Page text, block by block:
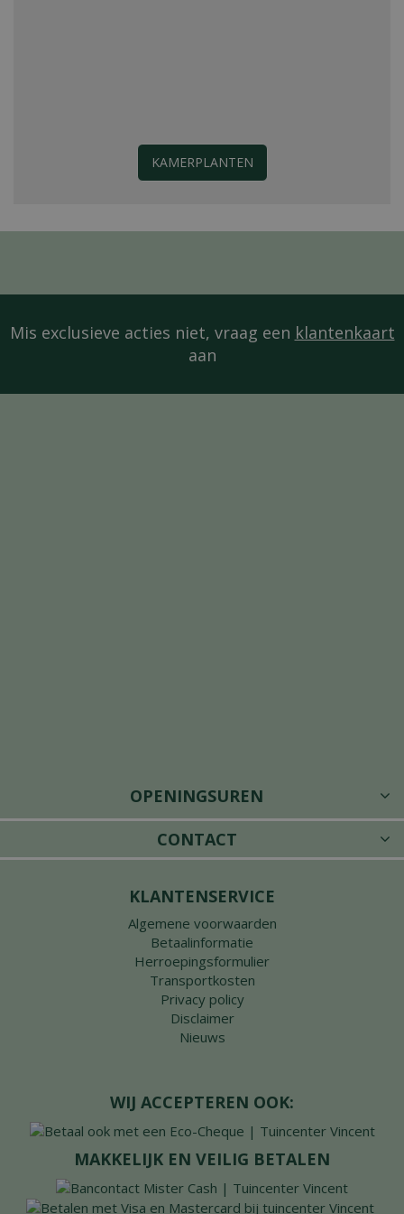
KAMERPLANTEN
Mis exclusieve acties niet, vraag een klantenkaart
aan
OPENINGSUREN
CONTACT
KLANTENSERVICE
Algemene voorwaarden
Betaalinformatie
Herroepingsformulier
Transportkosten
Privacy policy
Disclaimer
Nieuws
WIJ ACCEPTEREN OOK:
MAKKELIJK EN VEILIG BETALEN